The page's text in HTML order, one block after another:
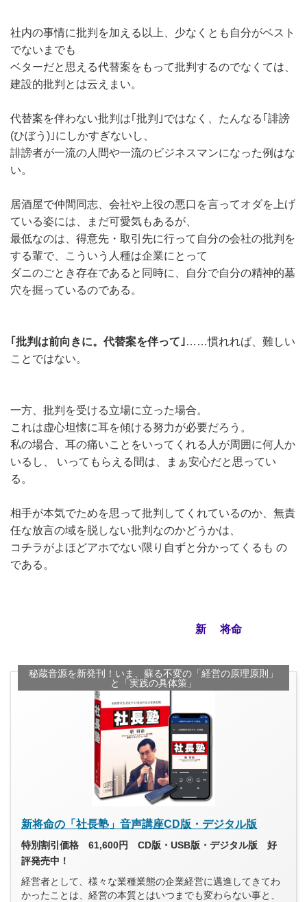
社内の事情に批判を加える以上、少なくとも自分がベスト
でないまでも
ベターだと思える代替案をもって批判するのでなくては、
建設的批判とは云えまい。
代替案を伴わない批判は｢批判｣ではなく、たんなる｢誹謗
(ひぼう)｣にしかすぎないし、
誹謗者が一流の人間や一流のビジネスマンになった例はな
い。
居酒屋で仲間同志、会社や上役の悪口を言ってオダを上げ
ている姿には、まだ可愛気もあるが、
最低なのは、得意先・取引先に行って自分の会社の批判を
する輩で、こういう人種は企業にとって
ダニのごとき存在であると同時に、自分で自分の精神的墓
穴を掘っているのである。
｢批判は前向きに。代替案を伴って｣……慣れれば、難しい
ことではない。
一方、批判を受ける立場に立った場合。
これは虚心坦懐に耳を傾ける努力が必要だろう。
私の場合、耳の痛いことをいってくれる人が周囲に何人か
いるし、 いってもらえる間は、まぁ安心だと思ってい
る。
相手が本気でためを思って批判してくれているのか、無責
任な放言の域を脱しない批判なのかどうかは、
コチラがよほどアホでない限り自ずと分かってくるも の
である。
新 将命
秘蔵音源を新発刊！いま、蘇る不変の「経営の原理原則」
と「実践の具体策」
新将命の「社長塾」音声講座CD版・デジタル版
特別割引価格 61,600円 CD版・USB版・デジタル版 好
評発売中！
経営者として、様々な業種業態の企業経営に邁進してきてわ
かったことは、経営の本質とはいつまでも変わらない事と、